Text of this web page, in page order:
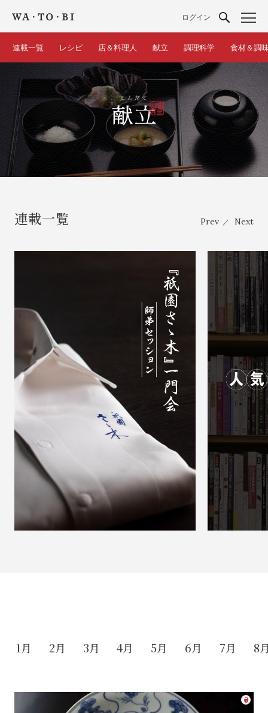
ログイン
連載一覧 レシピ 店＆料理人 献立 調理科学 食材＆調
連載一覧 Prev ／ Next
1月 2月 3月 4月 5月 6月 7月 8